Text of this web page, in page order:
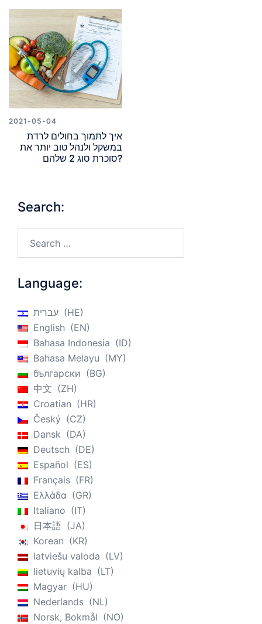
2021-05-04
איך לתמוך בחולים לרדת
במשקל ולנהל טוב יותר את
סוכרת סוג 2 שלהם?
Search:
Language:
עברית
HE
English
EN
Bahasa Indonesia
ID
Bahasa Melayu
MY
български
BG
中文
ZH
Croatian
HR
Český
CZ
Dansk
DA
Deutsch
DE
Español
ES
Français
FR
Ελλάδα
GR
Italiano
IT
日本語
JA
Korean
KR
latviešu valoda
LV
lietuvių kalba
LT
Magyar
HU
Nederlands
NL
Norsk, Bokmål
NO